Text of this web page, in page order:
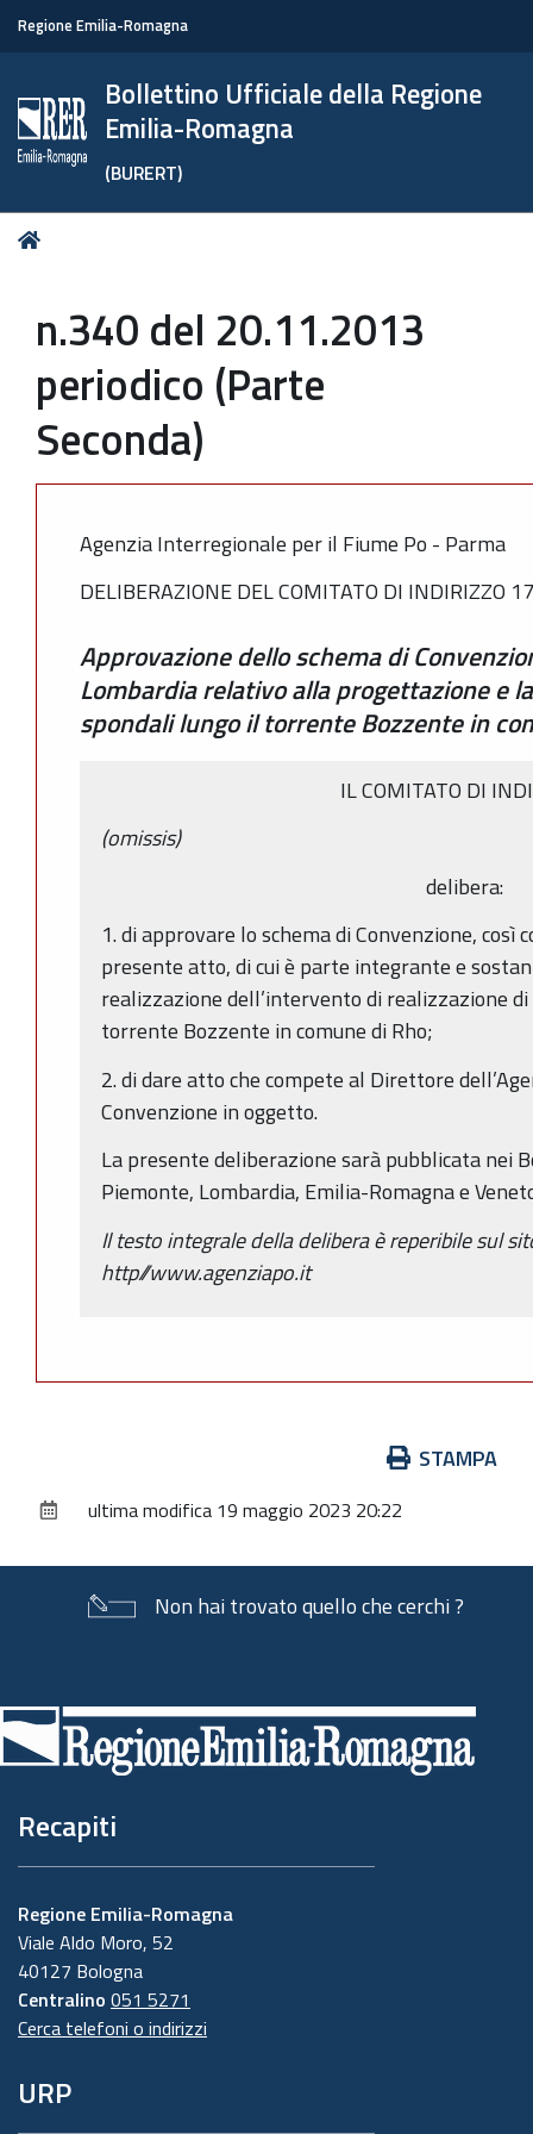
Regione Emilia-Romagna
Bollettino Ufficiale della Regione
Emilia-Romagna
(BURERT)
Tu
n.340 del 20.11.2013
periodico (Parte
Seconda)
Agenzia Interregionale per il Fiume Po - Parma
DELIBERAZIONE DEL COMITATO DI INDIRIZZO
Approvazione dello schema di
Lombardia relativo alla progettazione e
spondali lungo il torrente Bozzente in
IL COMITATO DI
(omissis)
delibera:
1. di approvare lo schema di Convenzione,
presente atto, di cui è parte integrante e
realizzazione dell’intervento di realizzazione
torrente Bozzente in comune di Rho;
2. di dare atto che compete al Direttore
Convenzione in oggetto.
La presente deliberazione sarà pubblicata nei
Piemonte, Lombardia, Emilia-Romagna e
Il testo integrale della delibera è reperibile sul
http//www.agenziapo.it
documento
STAMPA
ultima modifica 19 maggio 2023 20:22
Non hai trovato quello che cerchi ?
di
pagina
Recapiti
Regione Emilia-Romagna
Viale Aldo Moro, 52
40127 Bologna
Centralino 051 5271
Cerca telefoni o indirizzi
URP